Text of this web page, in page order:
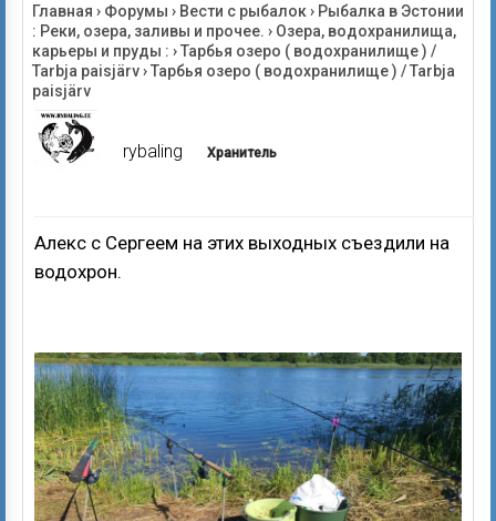
Главная › Форумы › Вести с рыбалок› Рыбалка в Эстонии
: Реки, озера, заливы и прочее. › Озера, водохранилища,
карьеры и пруды : ›Тарбья озеро ( водохранилище ) /
Tarbja paisjärv›Тарбья озеро ( водохранилище ) / Tarbja
paisjärv
rybaling Хранитель
Алекс с Сергеем на этих выходных съездили на
водохрон.